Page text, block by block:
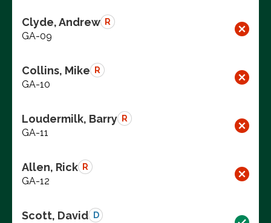
Clyde, Andrew R
GA-09
Collins, Mike R
GA-10
Loudermilk, Barry R
GA-11
Allen, Rick R
GA-12
Scott, David D